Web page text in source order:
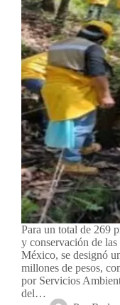
Para un total de 269
y conservación de las
México, se designó
millones de pesos,
por Servicios
del…